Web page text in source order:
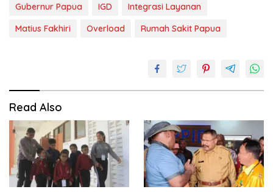
Gubernur Papua IGD
Integrasi Layanan
Matius Fakhiri
Overload Rumah Sakit Papua
Read Also